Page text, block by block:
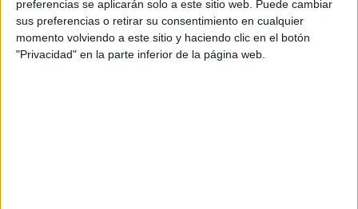
preferencias se aplicarán solo a este sitio web. Puede cambiar
sus preferencias o retirar su consentimiento en cualquier
momento volviendo a este sitio y haciendo clic en el botón
"Privacidad" en la parte inferior de la página web.
SUSCRIBETE